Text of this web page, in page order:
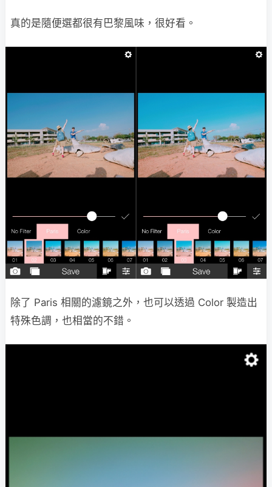
真的是隨便選都很有巴黎風味，很好看。
除了 Paris 相關的濾鏡之外，也可以透過 Color 製造出
特殊色調，也相當的不錯。